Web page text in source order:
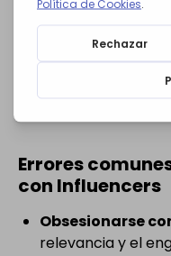
Optimiza
estrategia
necesites mejorar
influencers, o
solicitado.
Errores
con Influencers
Obsesionarse
relevancia y el